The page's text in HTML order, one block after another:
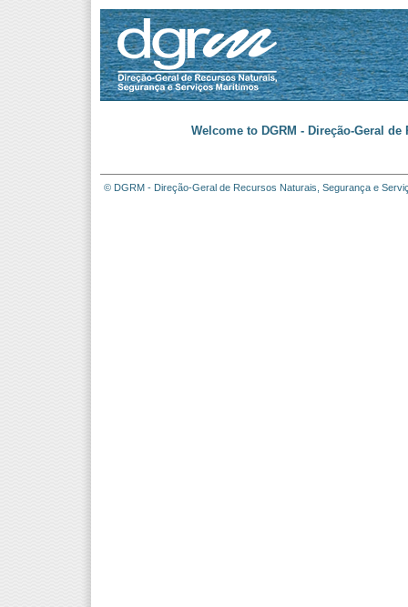
Welcome to DGRM - Direção-Geral
© DGRM - Direção-Geral de Recursos Naturais, Segurança e